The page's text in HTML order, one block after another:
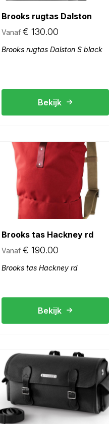
Brooks rugtas Dalston
Vanaf € 130.00
Brooks rugtas Dalston S black
Bekijk
Brooks tas Hackney rd
Vanaf € 190.00
Brooks tas Hackney rd
Bekijk